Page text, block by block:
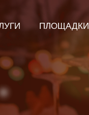
ПЛОЩАДКИ